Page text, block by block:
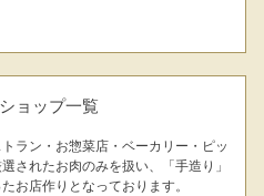
ョップ一覧
ラン・お惣菜店・ベーカリー・ピッ
されたお肉のみを扱い、「手造り」
お店作りとなっております。